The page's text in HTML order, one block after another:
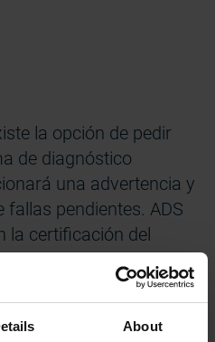
About
la opción de pedir
de diagnóstico
una advertencia y
pendientes. ADS
la certificación del
peligrosas. Gracias
la monitorización del
en la zona Ex 1/21.